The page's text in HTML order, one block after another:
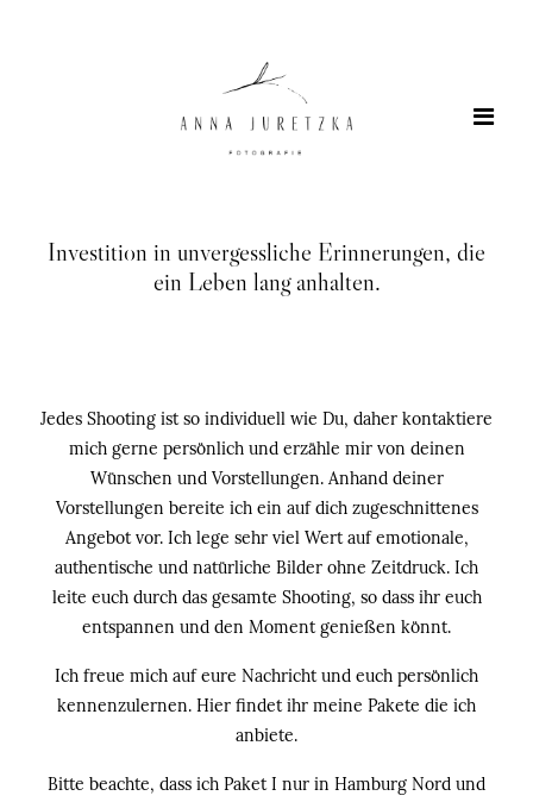
Investition in unvergessliche Erinnerungen, die
ein Leben lang anhalten.
Jedes Shooting ist so individuell wie Du, daher kontaktiere
mich gerne persönlich und erzähle mir von deinen
Wünschen und Vorstellungen. Anhand deiner
Vorstellungen bereite ich ein auf dich zugeschnittenes
Angebot vor. Ich lege sehr viel Wert auf emotionale,
authentische und natürliche Bilder ohne Zeitdruck. Ich
leite euch durch das gesamte Shooting, so dass ihr euch
entspannen und den Moment genießen könnt.
Ich freue mich auf eure Nachricht und euch persönlich
kennenzulernen. Hier findet ihr meine Pakete die ich
anbiete.
Bitte beachte, dass ich Paket I nur in Hamburg Nord und
Home
Mentoring
Preise
Kontakt